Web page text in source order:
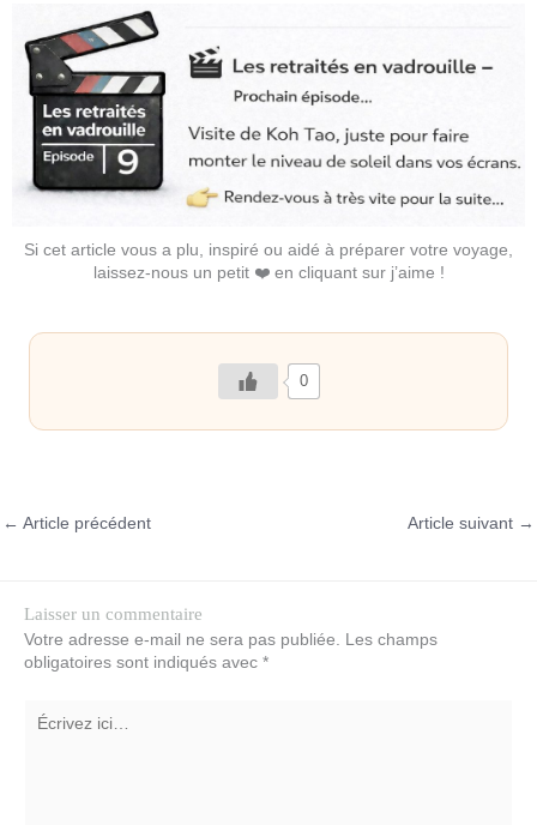
Si cet article vous a plu, inspiré ou aidé à préparer votre voyage,
laissez-nous un petit ❤️ en cliquant sur j’aime !
0
← Article précédent Article suivant →
Laisser un commentaire
Votre adresse e-mail ne sera pas publiée. Les champs
obligatoires sont indiqués avec *
ici…